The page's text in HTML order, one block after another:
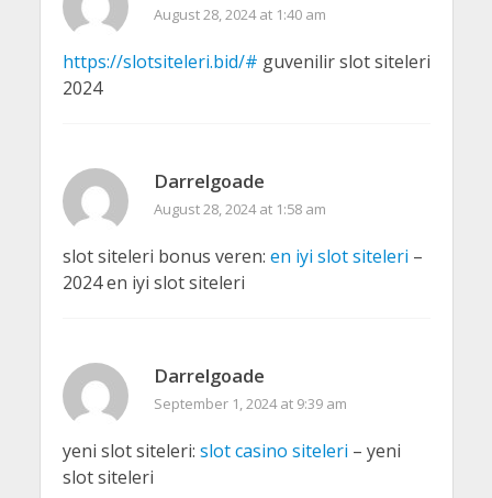
August 28, 2024 at 1:40 am
https://slotsiteleri.bid/# guvenilir slot siteleri
2024
Darrelgoade
August 28, 2024 at 1:58 am
slot siteleri bonus veren: en iyi slot siteleri –
2024 en iyi slot siteleri
Darrelgoade
September 1, 2024 at 9:39 am
yeni slot siteleri: slot casino siteleri – yeni
slot siteleri